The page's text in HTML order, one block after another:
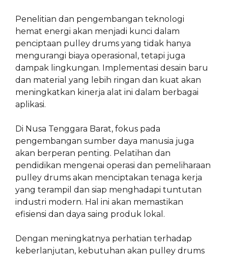
Penelitian dan pengembangan teknologi
hemat energi akan menjadi kunci dalam
penciptaan pulley drums yang tidak hanya
mengurangi biaya operasional, tetapi juga
dampak lingkungan. Implementasi desain baru
dan material yang lebih ringan dan kuat akan
meningkatkan kinerja alat ini dalam berbagai
aplikasi.
Di Nusa Tenggara Barat, fokus pada
pengembangan sumber daya manusia juga
akan berperan penting. Pelatihan dan
pendidikan mengenai operasi dan pemeliharaan
pulley drums akan menciptakan tenaga kerja
yang terampil dan siap menghadapi tuntutan
industri modern. Hal ini akan memastikan
efisiensi dan daya saing produk lokal.
Dengan meningkatnya perhatian terhadap
keberlanjutan, kebutuhan akan pulley drums